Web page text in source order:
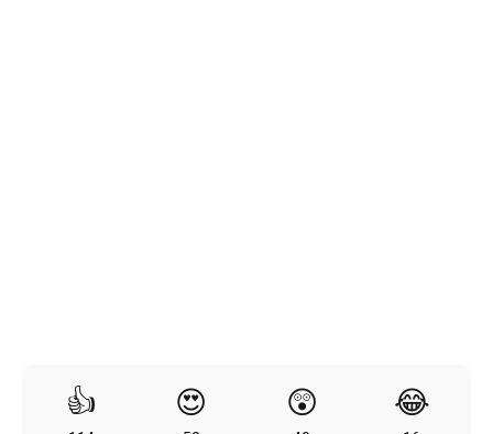
👍 😍 😲 😂